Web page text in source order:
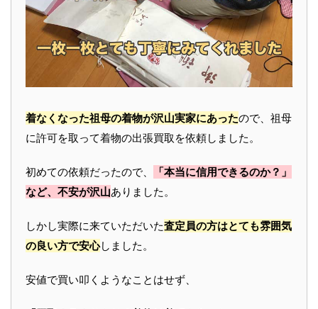
着なくなった祖母の着物が沢山実家にあったので、祖母
に許可を取って着物の出張買取を依頼しました。
初めての依頼だったので、
「本当に信用できるのか？」
など、不安が沢山ありました。
しかし実際に来ていただいた査定員の方はとても雰囲気
の良い方で安心しました。
安値で買い叩くようなことはせず、